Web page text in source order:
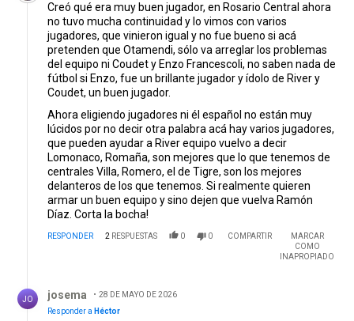
Creó qué era muy buen jugador, en Rosario Central ahora
no tuvo mucha continuidad y lo vimos con varios
jugadores, que vinieron igual y no fue bueno si acá
pretenden que Otamendi, sólo va arreglar los problemas
del equipo ni Coudet y Enzo Francescoli, no saben nada de
fútbol si Enzo, fue un brillante jugador y ídolo de River y
Coudet, un buen jugador.
Ahora eligiendo jugadores ni él español no están muy
lúcidos por no decir otra palabra acá hay varios jugadores,
que pueden ayudar a River equipo vuelvo a decir
Lomonaco, Romaña, son mejores que lo que tenemos de
centrales Villa, Romero, el de Tigre, son los mejores
delanteros de los que tenemos. Si realmente quieren
armar un buen equipo y sino dejen que vuelva Ramón
Díaz. Corta la bocha!
RESPONDER 2 RESPUESTAS 0 0 COMPARTIR
MARCAR
COMO
INAPROPIADO
JO josema
28 DE MAYO DE 2026
Responder a Héctor